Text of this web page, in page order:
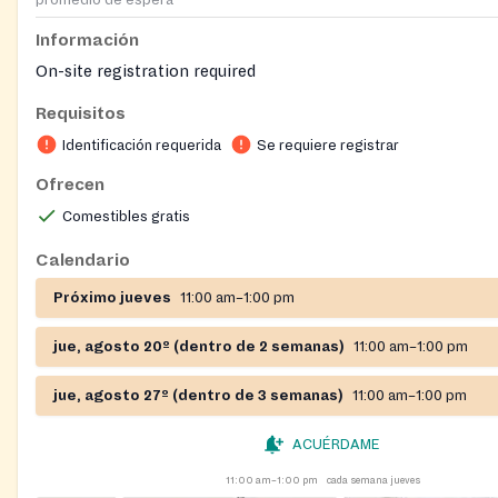
Información
On-site registration required
Requisitos
Identificación requerida Se requiere registrar
Ofrecen
Comestibles gratis
Calendario
Próximo jueves 11:00 am–1:00 pm
jue, agosto 20º (dentro de 2 semanas) 11:00 am–1:00 pm
jue, agosto 27º (dentro de 3 semanas) 11:00 am–1:00 pm
ACUÉRDAME
11:00 am–1:00 pm cada semana jueves